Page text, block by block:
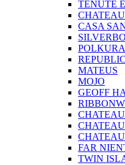
TENUTE
CASA
POLKURA
REPUBLIC
MATEUS
MOJO
GEOFF
FAR
TWIN